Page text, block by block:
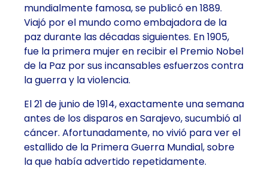
mundialmente famosa,se publicó en 1889.
Viajó por el mundo comoembajadora de la
paz durante las décadas siguientes. En 1905,
fue la primera mujer en recibir el Premio Nobel
de la Paz por sus incansables esfuerzos contra
la guerra y la violencia.
El 21 de junio de 1914, exactamente una semana
antes de los disparos en Sarajevo, sucumbió al
cáncer. Afortunadamente, no vivió para ver el
estallido de la Primera Guerra Mundial, sobre
la que había advertido repetidamente.